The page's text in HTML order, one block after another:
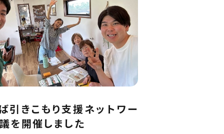
引きこもり支援ネットワー
を開催しました